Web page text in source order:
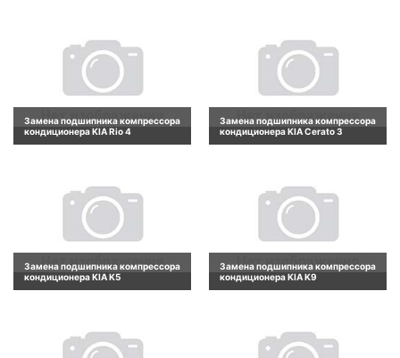
Замена подшипника компрессора
кондиционера KIA Rio 4
Замена подшипника компрессора
кондиционера KIA Cerato 3
Замена подшипника компрессора
кондиционера KIA K5
Замена подшипника компрессора
кондиционера KIA K9